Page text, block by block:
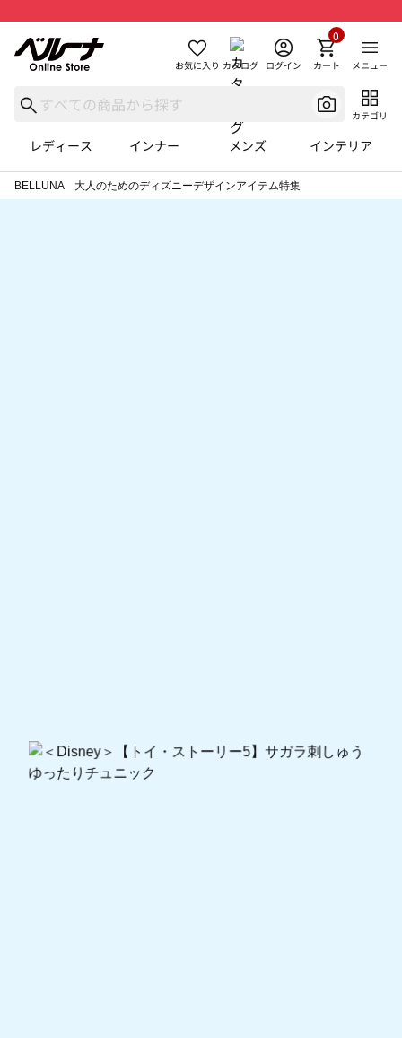
お気に入り カタログ ログイン カート
0
メニュー
カテゴリ
レディース インナー メンズ インテリア
BELLUNA 大人のためのディズニーデザインアイテム特集